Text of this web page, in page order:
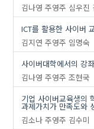
김나영 주영주 심우진
ICT를 활용한 사이버
김지연 주영주 임명숙
사이버대학에서의 강
김나영 주영주 조현국
기업 사이버교육생의
과제가치가 만족도와
김소나 주영주 김수미